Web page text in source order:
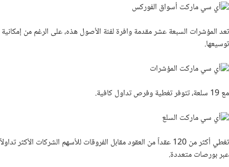
تعد المؤشرات السبعة عشر مقدمة وافرة لفئة الأصول هذه، على الرغم من إمكانية
توسيعها.
مع 19 سلعة، تتوفر تغطية وفرص تداول كافية.
تغطي أكثر من 120 عقداً من العقود مقابل الفروقات للأسهم الشركات الأكثر تداولاً
عبر بورصات متعددة.